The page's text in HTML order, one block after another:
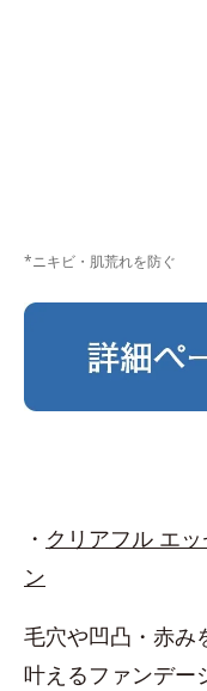
*ニキビ・肌荒れを防ぐ
・ クリアフル エ
ン
毛穴や凹凸・赤み
叶えるファンデー